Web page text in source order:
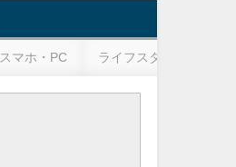
スマホ・PC ライフスタイル